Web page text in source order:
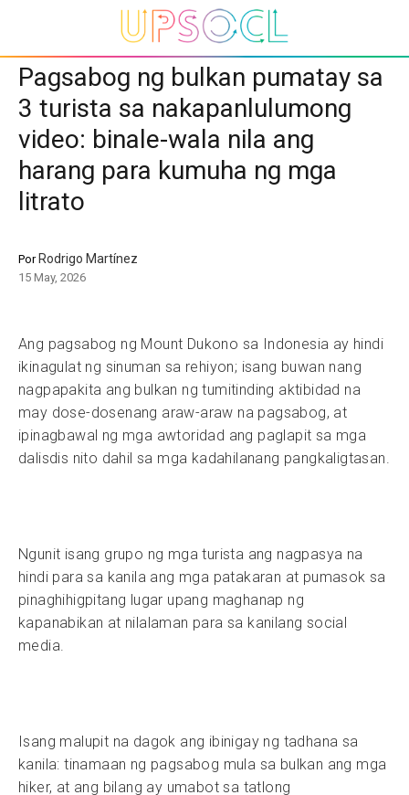
Pagsabog ng bulkan pumatay sa
3 turista sa nakapanlulumong
video: binale-wala nila ang
harang para kumuha ng mga
litrato
Por Rodrigo Martínez
15 May, 2026
Ang pagsabog ng Mount Dukono sa Indonesia ay hindi
ikinagulat ng sinuman sa rehiyon; isang buwan nang
nagpapakita ang bulkan ng tumitinding aktibidad na
may dose-dosenang araw-araw na pagsabog, at
ipinagbawal ng mga awtoridad ang paglapit sa mga
dalisdis nito dahil sa mga kadahilanang pangkaligtasan.
Ngunit isang grupo ng mga turista ang nagpasya na
hindi para sa kanila ang mga patakaran at pumasok sa
pinaghihigpitang lugar upang maghanap ng
kapanabikan at nilalaman para sa kanilang social
media.
Isang malupit na dagok ang ibinigay ng tadhana sa
kanila: tinamaan ng pagsabog mula sa bulkan ang mga
hiker, at ang bilang ay umabot sa tatlong